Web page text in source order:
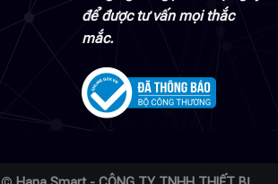
để được tư vấn mọi thắc
mắc.